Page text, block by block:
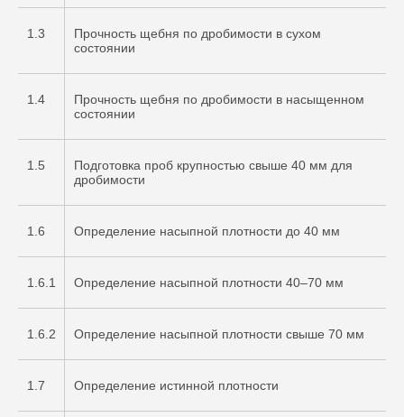
1.3
Прочность щебня по дробимости в сухом
состоянии
1.4
Прочность щебня по дробимости в насыщенном
состоянии
1.5
Подготовка проб крупностью свыше 40 мм для
дробимости
1.6 Определение насыпной плотности до 40 мм
1.6.1 Определение насыпной плотности 40–70 мм
1.6.2 Определение насыпной плотности свыше 70 мм
1.7 Определение истинной плотности